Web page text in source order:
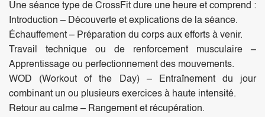
Une séance type de CrossFit dure une heure et comprend :
Introduction – Découverte et explications de la séance.
Échauffement – Préparation du corps aux efforts à venir.
Travail technique ou de renforcement musculaire –
Apprentissage ou perfectionnement des mouvements.
WOD (Workout of the Day) – Entraînement du jour
combinant un ou plusieurs exercices à haute intensité.
Retour au calme – Rangement et récupération.